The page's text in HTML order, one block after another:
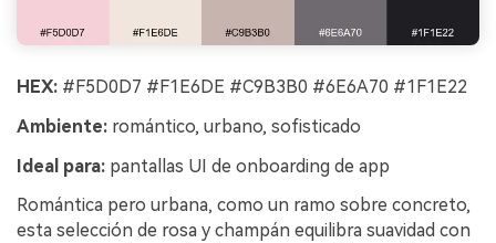
HEX: #F5D0D7 #F1E6DE #C9B3B0 #6E6A70 #1F1E22
Ambiente: romántico, urbano, sofisticado
Ideal para: pantallas UI de onboarding de app
Romántica pero urbana, como un ramo sobre concreto,
esta selección de rosa y champán equilibra suavidad con